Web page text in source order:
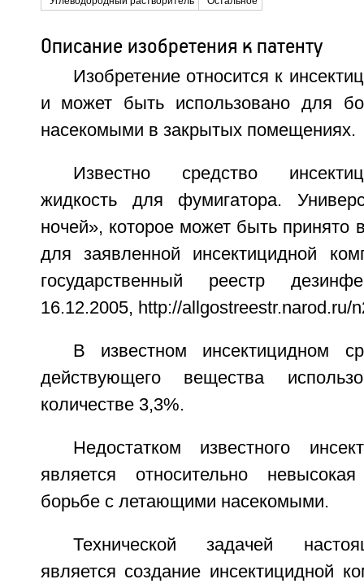
Описание изобретения к патенту
Изобретение относится к
и может быть использовано для
насекомыми в закрытых помещениях.
Известно средство
жидкость для фумигатора.
ночей», которое может быть принято
для заявленной инсектицидной
государственный реестр
16.12.2005, http://allgostreestr.narod.ru/
В известном инсектицидном
действующего вещества
количестве 3,3%.
Недостатком известного
является относительно
борьбе с летающими насекомыми.
Технической задачей
является создание инсектицидной